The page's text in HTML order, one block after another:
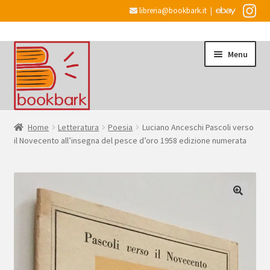
libreria@bookbark.it |
Vai
alla
navigazione
Vai
al
contenuto
Menu
Home
il
menu
Desiderata
Checkout
Home Letteratura Poesia
Luciano Anceschi Pascoli verso
il Novecento all’insegna del pesce d’oro 1958 edizione numerata